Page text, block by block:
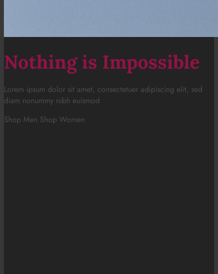
Nothing is Impossible
Lorem ipsum dolor sit amet, consectetuer adipiscing elit, sed
diam nonummy nibh euismod
Shop Men Shop Women